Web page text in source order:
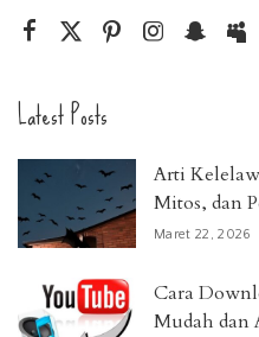
Latest Posts
Arti
Mitos, dan
Maret 22, 2026
Cara
Mudah dan